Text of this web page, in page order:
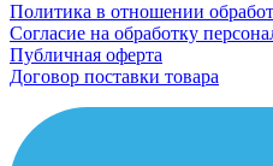
Политика в отношении
Согласие на обработку
Публичная оферта
Договор поставки товара